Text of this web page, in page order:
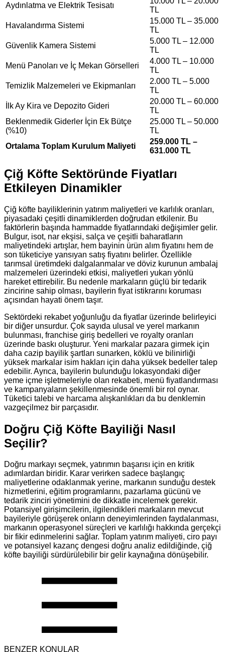
Aydınlatma ve Elektrik Tesisatı
TL
Havalandırma Sistemi
15.000 TL – 35.000
TL
Güvenlik Kamera Sistemi
5.000 TL – 12.000
TL
Menü Panoları ve İç Mekan Görselleri
4.000 TL – 10.000
TL
Temizlik Malzemeleri ve Ekipmanları
2.000 TL – 5.000
TL
İlk Ay Kira ve Depozito Gideri
20.000 TL – 60.000
TL
Beklenmedik Giderler İçin Ek Bütçe
(%10)
25.000 TL – 50.000
TL
Ortalama Toplam Kurulum Maliyeti
259.000 TL –
631.000 TL
Çiğ Köfte Sektöründe Fiyatları
Etkileyen Dinamikler
Çiğ köfte bayiliklerinin yatırım maliyetleri ve karlılık oranları,
piyasadaki çeşitli dinamiklerden doğrudan etkilenir. Bu
faktörlerin başında hammadde fiyatlarındaki değişimler gelir.
Bulgur, isot, nar ekşisi, salça ve çeşitli baharatların
maliyetindeki artışlar, hem bayinin ürün alım fiyatını hem de
son tüketiciye yansıyan satış fiyatını belirler. Özellikle
tarımsal üretimdeki dalgalanmalar ve döviz kurunun ambalaj
malzemeleri üzerindeki etkisi, maliyetleri yukarı yönlü
hareket ettirebilir. Bu nedenle markaların güçlü bir tedarik
zincirine sahip olması, bayilerin fiyat istikrarını koruması
açısından hayati önem taşır.
Sektördeki rekabet yoğunluğu da fiyatlar üzerinde belirleyici
bir diğer unsurdur. Çok sayıda ulusal ve yerel markanın
bulunması, franchise giriş bedelleri ve royalty oranları
üzerinde baskı oluşturur. Yeni markalar pazara girmek için
daha cazip bayilik şartları sunarken, köklü ve bilinirliği
yüksek markalar isim hakları için daha yüksek bedeller talep
edebilir. Ayrıca, bayilerin bulunduğu lokasyondaki diğer
yeme içme işletmeleriyle olan rekabeti, menü fiyatlandırması
ve kampanyaların şekillenmesinde önemli bir rol oynar.
Tüketici talebi ve harcama alışkanlıkları da bu denklemin
vazgeçilmez bir parçasıdır.
Doğru Çiğ Köfte Bayiliği Nasıl
Seçilir?
Doğru markayı seçmek, yatırımın başarısı için en kritik
adımlardan biridir. Karar verirken sadece başlangıç
maliyetlerine odaklanmak yerine, markanın sunduğu destek
hizmetlerini, eğitim programlarını, pazarlama gücünü ve
tedarik zinciri yönetimini de dikkatle incelemek gerekir.
Potansiyel girişimcilerin, ilgilendikleri markaların mevcut
bayileriyle görüşerek onların deneyimlerinden faydalanması,
markanın operasyonel süreçleri ve karlılığı hakkında gerçekçi
bir fikir edinmelerini sağlar. Toplam yatırım maliyeti, ciro payı
ve potansiyel kazanç dengesi doğru analiz edildiğinde, çiğ
köfte bayiliği sürdürülebilir bir gelir kaynağına dönüşebilir.
BENZER KONULAR